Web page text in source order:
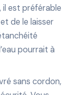
il est préférable
de le laisser
pourrait à
sans cordon,